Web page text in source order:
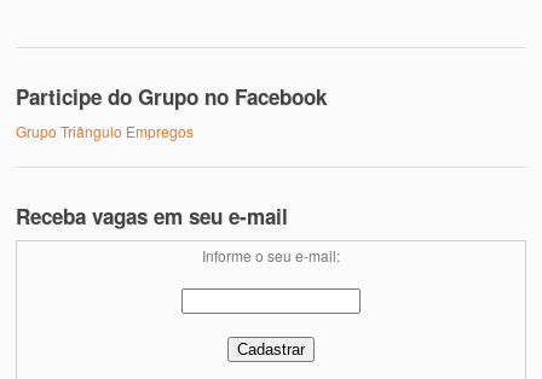
Participe do Grupo no Facebook
Grupo Triângulo Empregos
Receba vagas em seu e-mail
Informe o seu e-mail: